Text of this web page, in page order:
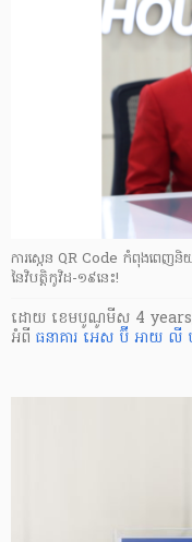
ការស្កេន QR Code កំពុងពេញ
នៃវិបត្តិកូវិដ-១៩នេះ!
ដោយ ​ ខេមបូណូមីស 4
អំពី ធនាគារ អេស ប៊ី អាយ លី